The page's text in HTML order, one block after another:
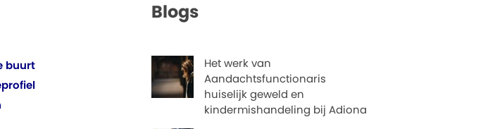
buurt
Blogs
Het werk van
Aandachtsfunctionaris
huiselijk geweld en
kindermishandeling bij Adiona